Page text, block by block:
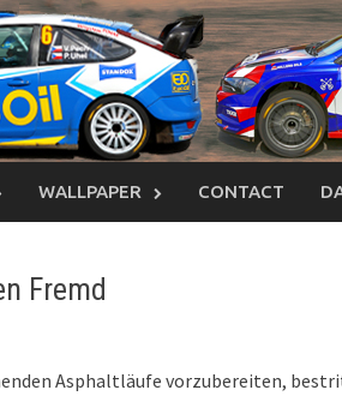
WALLPAPER CONTACT
Fremd
Asphaltläufe vorzubereiten,